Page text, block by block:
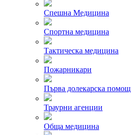
Спешна Медицина
Спортна медицина
Тактическа медицина
Пожарникари
Първа долекарска помощ
Траурни агенции
Обща медицина